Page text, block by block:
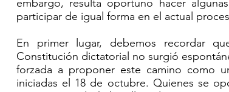
embargo, resulta oportuno hacer
participar de igual forma en el actual
En primer lugar, debemos recordar
Constitución dictatorial no surgió
forzada a proponer este camino como
iniciadas el 18 de octubre. Quienes se